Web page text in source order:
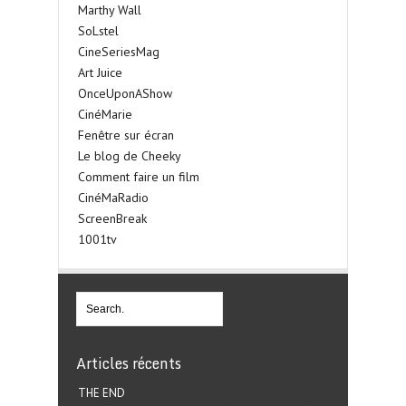
Marthy Wall
SoLstel
CineSeriesMag
Art Juice
OnceUponAShow
CinéMarie
Fenêtre sur écran
Le blog de Cheeky
Comment faire un film
CinéMaRadio
ScreenBreak
1001tv
Articles récents
THE END